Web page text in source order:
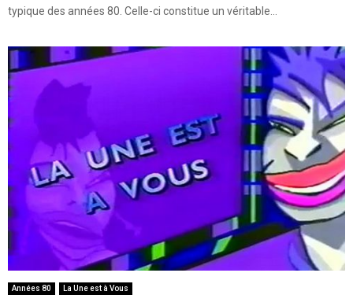
typique des années 80. Celle-ci constitue un véritable...
Années 80 La Une est à Vous